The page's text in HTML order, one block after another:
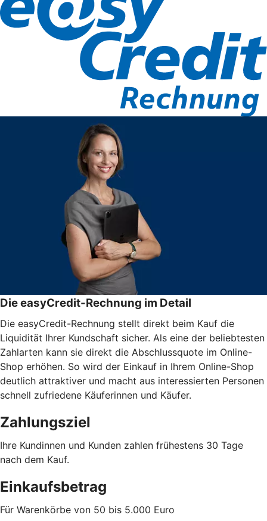
Die easyCredit-Rechnung im Detail
Die easyCredit-Rechnung stellt direkt beim Kauf die
Liquidität Ihrer Kundschaft sicher. Als eine der beliebtesten
Zahlarten kann sie direkt die Abschlussquote im Online-
Shop erhöhen. So wird der Einkauf in Ihrem Online-Shop
deutlich attraktiver und macht aus interessierten Personen
schnell zufriedene Käuferinnen und Käufer.
Zahlungsziel
Ihre Kundinnen und Kunden zahlen frühestens 30 Tage
nach dem Kauf.
Einkaufsbetrag
Für Warenkörbe von 50 bis 5.000 Euro